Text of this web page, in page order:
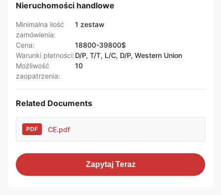
Nieruchomości handlowe
Minimalna ilość
zamówienia:
1 zestaw
Cena:
18800-39800$
Warunki płatności:D/P, T/T, L/C, D/P, Western Union
Możliwość
zaopatrzenia:
10
Related Documents
PDF CE.pdf
Zapytaj Teraz